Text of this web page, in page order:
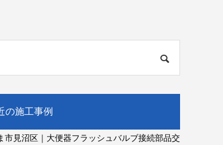
の施工事例
市見沼区｜大便器フラッシュバルブ接続部品交